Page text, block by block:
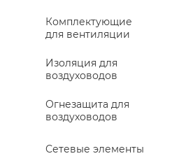
Комплектующие
для вентиляции
Изоляция для
воздуховодов
Огнезащита для
воздуховодов
Сетевые элементы